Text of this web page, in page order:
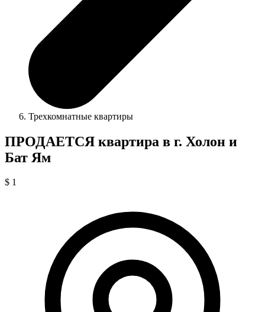
Трехкомнатные квартиры
ПРОДАЕТСЯ квартира в г. Холон и
Бат Ям
$ 1